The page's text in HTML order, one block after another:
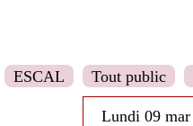
ESCAL Tout public
Lundi 09